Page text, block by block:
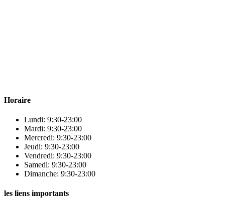
Horaire
Lundi: 9:30-23:00
Mardi: 9:30-23:00
Mercredi: 9:30-23:00
Jeudi: 9:30-23:00
Vendredi: 9:30-23:00
Samedi: 9:30-23:00
Dimanche: 9:30-23:00
les liens importants